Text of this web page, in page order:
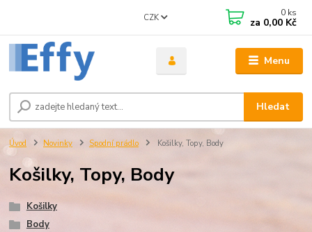
Menu
CZK
Hledat
0 ks
za 0,00 Kč
Úvod Novinky Spodní prádlo Košilky, Topy, Body
Košilky, Topy, Body
Košilky
Body